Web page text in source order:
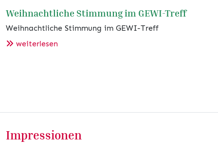
Weihnachtliche Stimmung im GEWI-Treff
Weihnachtliche Stimmung im GEWI-Treff
weiterlesen
Impressionen